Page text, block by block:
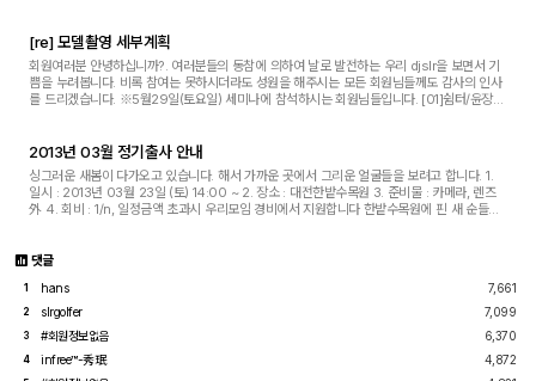
[re] 모델촬영 세부계획
회원여러분 안녕하십니까?. 여러분들의 동참에 의하여 날로 발전하는 우리 djslr을 보면서 기
쁨을 누려봅니다. 비록 참여는 못하시더라도 성원을 해주시는 모든 회원님들께도 감사의 인사
를 드리겠습니다. ※5월29일(토요일) 세미나에 참석하시는 회원님들입니다. [01]쉼터/윤장
2013년 03월 정기출사 안내
싱그러운 새봄이 다가오고 있습니다. 해서 가까운 곳에서 그리운 얼굴들을 보려고 합니다. 1.
일시 : 2013년 03월 23일 (토) 14:00 ~ 2. 장소 : 대전한밭수목원 3. 준비물 : 카메라, 렌즈
外 4. 회비 : 1/n, 일정금액 초과시 우리모임 경비에서 지원합니다 한밭수목원에 핀 새 순들을
댓글
1 hans 7,661
2 slrgolfer 7,099
3 #회원정보없음 6,370
4 infree™-秀珉 4,872